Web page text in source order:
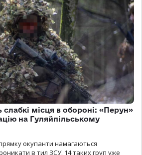
місця в обороні: «Перун»
на Гуляйпільському
окупанти намагаються
в тил ЗСУ. 14 таких груп уже